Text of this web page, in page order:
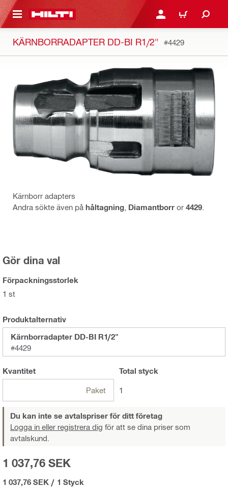
GÅ TILL HUVUDSIDAN LOGGA IN ELLER
VARUKORG
KÄRNBORRADAPTER DD-BI R1/2" #4429
Kärnborr adapters
Andra sökte även på håltagning Diamantborr or 4429
Gör dina val
Förpackningsstorlek
1 st
Produktalternativ
Kärnborradapter DD-BI R1/2"
#4429
Kvantitet
Paket
Total styck
1
Du kan inte se avtalspriser för ditt företag
Logga in eller registrera dig för att se dina priser som
avtalskund.
1 037,76 SEK
1 037,76 SEK / 1 Styck